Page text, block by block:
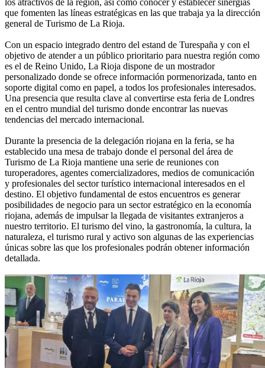
los atractivos de la región, así como conocer y establecer sinergias
que fomenten las líneas estratégicas en las que trabaja ya la dirección
general de Turismo de La Rioja.
Con un espacio integrado dentro del estand de Turespaña y con el
objetivo de atender a un público prioritario para nuestra región como
es el de Reino Unido, La Rioja dispone de un mostrador
personalizado donde se ofrece información pormenorizada, tanto en
soporte digital como en papel, a todos los profesionales interesados.
Una presencia que resulta clave al convertirse esta feria de Londres
en el centro mundial del turismo donde encontrar las nuevas
tendencias del mercado internacional.
Durante la presencia de la delegación riojana en la feria, se ha
establecido una mesa de trabajo donde el personal del área de
Turismo de La Rioja mantiene una serie de reuniones con
turoperadores, agentes comercializadores, medios de comunicación
y profesionales del sector turístico internacional interesados en el
destino. El objetivo fundamental de estos encuentros es generar
posibilidades de negocio para un sector estratégico en la economía
riojana, además de impulsar la llegada de visitantes extranjeros a
nuestro territorio. El turismo del vino, la gastronomía, la cultura, la
naturaleza, el turismo rural y activo son algunas de las experiencias
únicas sobre las que los profesionales podrán obtener información
detallada.